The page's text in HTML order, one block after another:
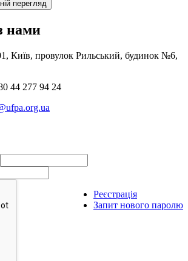
нами
Київ, провулок Рильський, будинок №6,
44 277 94 24
Реєстрація
Запит нового паролю